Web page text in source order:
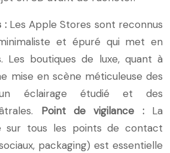
: Les Apple Stores sont reconnus
et épuré qui met en
Les boutiques de luxe, quant à
mise en scène méticuleuse des
éclairage étudié et des
Point de vigilance : La
sur tous les points de contact
packaging) est essentielle